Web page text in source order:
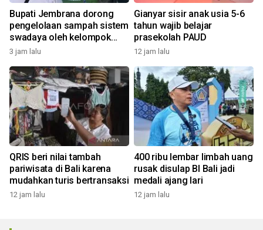
Bupati Jembrana dorong
pengelolaan sampah sistem
swadaya oleh kelompok
masyarakat
3 jam lalu
Gianyar sisir anak usia 5-6
tahun wajib belajar
prasekolah PAUD
12 jam lalu
QRIS beri nilai tambah
pariwisata di Bali karena
mudahkan turis bertransaksi
12 jam lalu
400 ribu lembar limbah uang
rusak disulap BI Bali jadi
medali ajang lari
12 jam lalu